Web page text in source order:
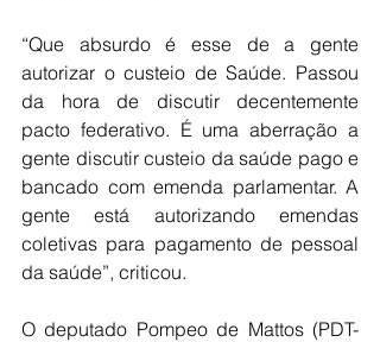
“Que absurdo é esse de a gente
autorizar o custeio de Saúde. Passou
da hora de discutir decentemente
pacto federativo. É uma aberração a
gente discutir custeio da saúde pago e
bancado com emenda parlamentar. A
gente está autorizando emendas
coletivas para pagamento de pessoal
da saúde”, criticou.
O deputado Pompeo de Mattos (PDT-